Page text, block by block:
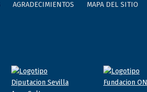
AGRADECIMIENTOS MAPA DEL SITIO